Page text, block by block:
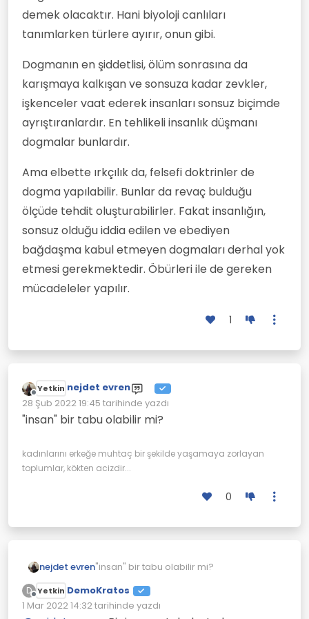
demek olacaktır. Hani biyoloji canlıları
tanımlarken türlere ayırır, onun gibi.
Dogmanın en şiddetlisi, ölüm sonrasına da
karışmaya kalkışan ve sonsuza kadar zevkler,
işkenceler vaat ederek insanları sonsuz biçimde
ayrıştıranlardır. En tehlikeli insanlık düşmanı
dogmalar bunlardır.
Ama elbette ırkçılık da, felsefi doktrinler de
dogma yapılabilir. Bunlar da revaç bulduğu
ölçüde tehdit oluşturabilirler. Fakat insanlığın,
sonsuz olduğu iddia edilen ve ebediyen
bağdaşma kabul etmeyen dogmaları derhal yok
etmesi gerekmektedir. Öbürleri ile de gereken
mücadeleler yapılır.
1
Çevrimdışı
Yetkin nejdet evren
28 Şub 2022 19:45 tarihinde yazdı
Son düzenleyen:
"insan" bir tabu olabilir mi?
kadınlarını erkeğe muhtaç bir şekilde yaşamaya zorlayan
toplumlar, kökten acizdir...
0
nejdet evren"insan" bir tabu olabilir mi?
D
Çevrimdışı
Yetkin DemoKratos
1 Mar 2022 14:32tarihinde yazdı
Son düzenleyen: